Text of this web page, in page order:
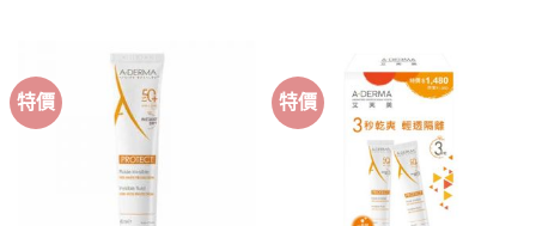
特價 特價